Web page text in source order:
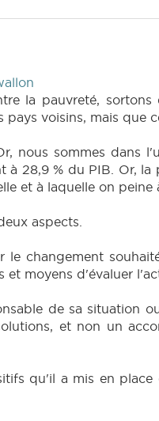
la pauvreté,
voisins, mais que
nous sommes dans
28,9 % du PIB. Or,
et à laquelle on peine
aspects.
changement
moyens d'évaluer
de sa situation
et non un
qu'il a mis en